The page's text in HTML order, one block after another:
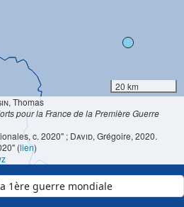
20 km
, Thomas
pour la France de la Première Guerre
c. 2020" ; David, Grégoire, 2020.
(lien)